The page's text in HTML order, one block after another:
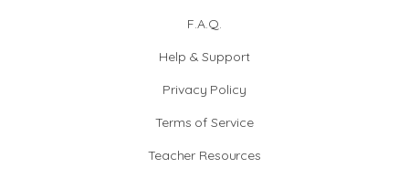
F.A.Q.
Help & Support
Privacy Policy
Terms of Service
Teacher Resources